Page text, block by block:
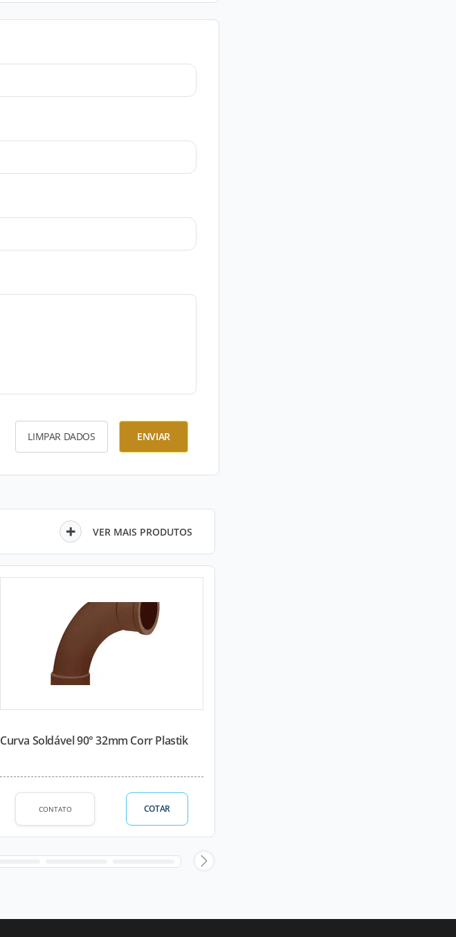
LIMPAR DADOS ENVIAR
VER MAIS PRODUTOS
Curva Soldável 90° 32mm Corr Plastik
CONTATO COTAR